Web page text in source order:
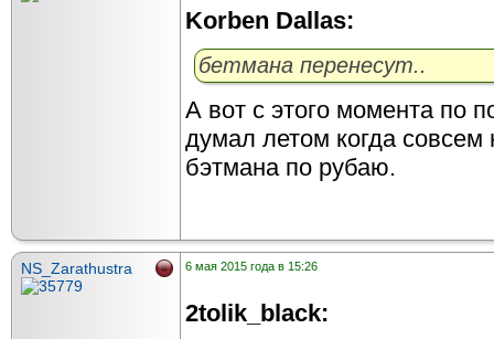
Korben Dallas:
бетмана перенесут..
А вот с этого момента по
думал летом когда совсем
бэтмана по рубаю.
NS_Zarathustra 6 мая 2015 года в 15:26
2tolik_black: